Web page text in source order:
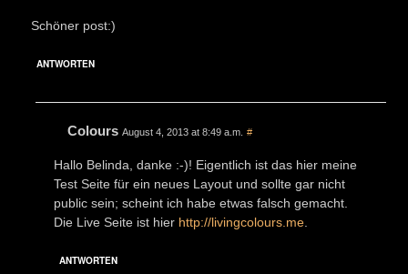
Schöner post:)
ANTWORTEN
Colours August 4, 2013 at 8:49 a.m. #
Hallo Belinda, danke :-)! Eigentlich ist das hier meine
Test Seite für ein neues Layout und sollte gar nicht
public sein; scheint ich habe etwas falsch gemacht.
Die Live Seite ist hier http://livingcolours.me
ANTWORTEN